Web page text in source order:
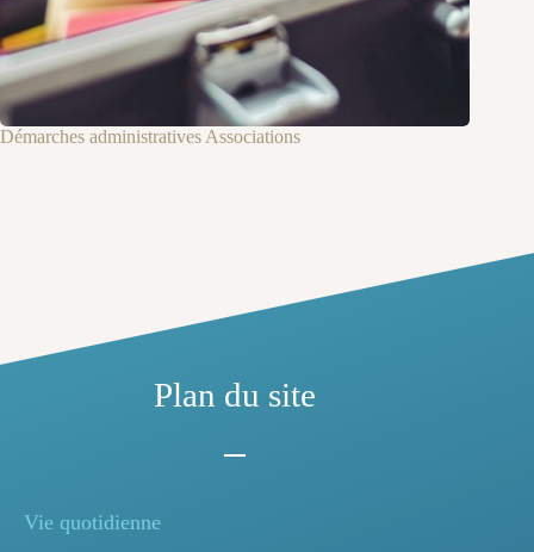
Démarches administratives Associations
Plan du site
Vie quotidienne